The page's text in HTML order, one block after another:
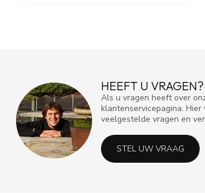
HEEFT U
Als u vragen heeft over
klantenservicepagina.
veelgestelde vragen en
STEL UW VRAAG